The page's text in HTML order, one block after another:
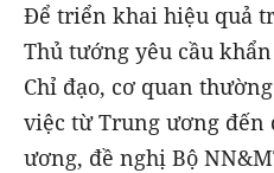
Để triển khai hiệu quả
Thủ tướng yêu cầu
Chỉ đạo, cơ quan
việc từTrung ương đến
ương, đề nghị Bộ NN